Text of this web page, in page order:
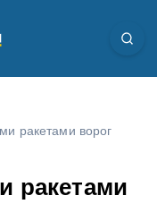
ракетами ворог
ракетами